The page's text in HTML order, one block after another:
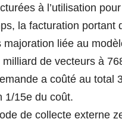
à l’utilisation
la facturation portant
liée au
de vecteurs à
a coûté au total
1/15e du coût.
de collecte externe